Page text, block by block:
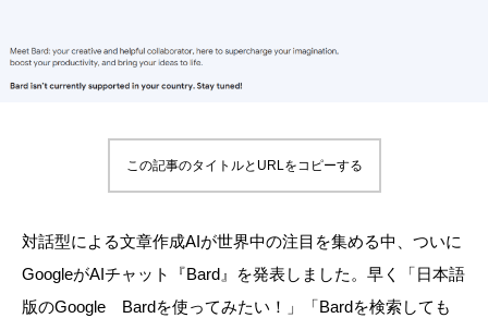
この記事のタイトルとURLをコピーする
対話型による文章作成AIが世界中の注目を集める中、ついに
GoogleがAIチャット『Bard』を発表しました。早く「日本語
版のGoogle Bardを使ってみたい！」「Bardを検索しても